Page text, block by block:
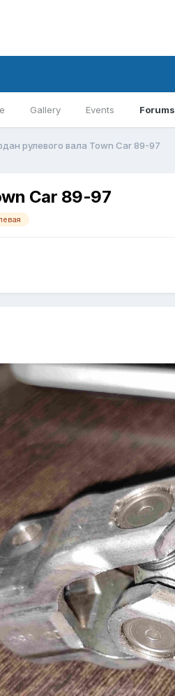
Gallery Events Forums
рулевого вала Town Car 89-97
Car 89-97